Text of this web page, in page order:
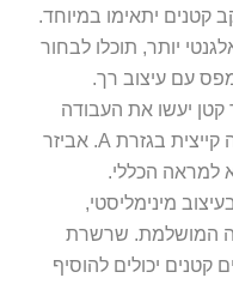
קטנים יתאימו במיוחד.
יותר, תוכלו לבחור
עם עיצוב רך.
קטן יעשו את העבודה
בשילוב עם שמלת מיני כותנה קייצית בגזרת A. אביזר
למראה הכללי.
מינימליסטי,
המושלמת. שרשרת
קטנים יכולים להוסיף